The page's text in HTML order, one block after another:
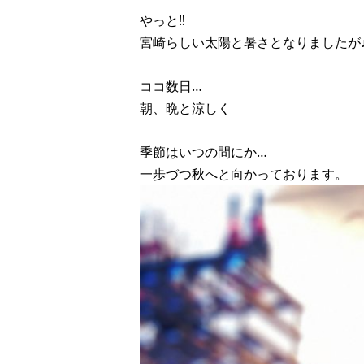
やっと‼︎
宮崎らしい太陽と暑さとなりました
ココ数日…
朝、晩と涼しく
季節はいつの間にか…
一歩づつ秋へと向かっております。